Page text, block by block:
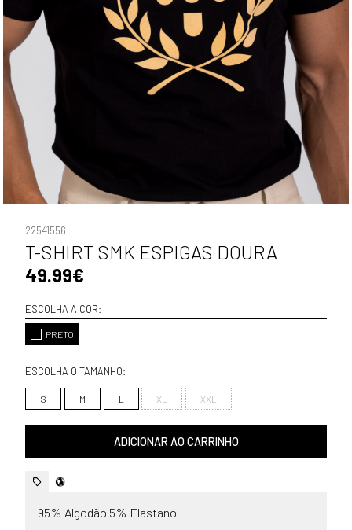
22541556
T-SHIRT SMK ESPIGAS DOURA
49.99€
ESCOLHA A COR:
PRETO
ESCOLHA O TAMANHO:
S M L XL XXL
ADICIONAR AO CARRINHO
95% Algodão 5% Elastano